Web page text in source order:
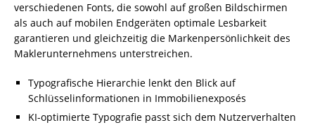
verschiedenen Fonts, die sowohl auf großen Bildschirmen
als auch auf mobilen Endgeräten optimale Lesbarkeit
garantieren und gleichzeitig die Markenpersönlichkeit des
Maklerunternehmens unterstreichen.
Typografische Hierarchie lenkt den Blick auf
Schlüsselinformationen in Immobilienexposés
KI-optimierte Typografie passt sich dem Nutzerverhalten